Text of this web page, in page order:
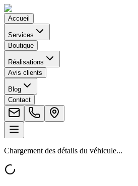
Accueil
Services
Boutique
Réalisations
Avis clients
Blog
Contact
Chargement des détails du véhicule...